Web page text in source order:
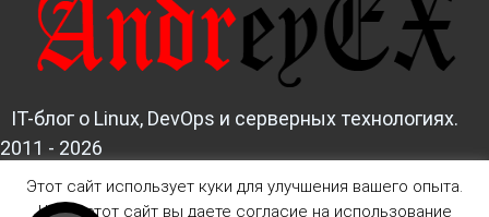
IT-блог о Linux, DevOps и серверных технологиях.
2011 - 2026
Дизайн и верстка:AndreyEx
Этот сайт использует куки для улучшения вашего опыта.
Читая этот сайт вы даете согласие на использование